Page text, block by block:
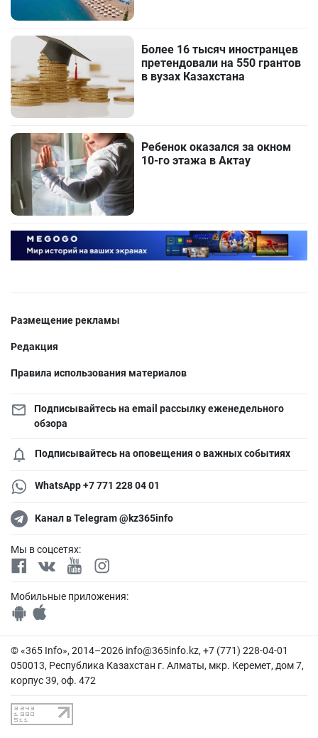
Более 16 тысяч иностранцев
претендовали на 550 грантов
в вузах Казахстана
Ребенок оказался за окном
10-го этажа в Актау
Размещение рекламы
Редакция
Правила использования материалов
Подписывайтесь на email рассылку еженедельного
обзора
Подписывайтесь на оповещения о важных событиях
WhatsApp +7 771 228 04 01
Канал в Telegram @kz365info
Мы в соцсетях:
Мобильные приложения:
© «365 Info», 2014–2026 info@365info.kz, +7 (771) 228-04-01
050013, Республика Казахстан г. Алматы, мкр. Керемет, дом 7,
корпус 39, оф. 472